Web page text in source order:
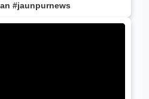
#jaunpurnews